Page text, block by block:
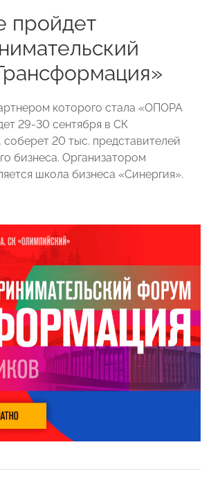
пройдет
которого стала «ОПОРА
29-30 сентября в СК
20 тыс. представителей
бизнеса. Организатором
школа бизнеса «Синергия».